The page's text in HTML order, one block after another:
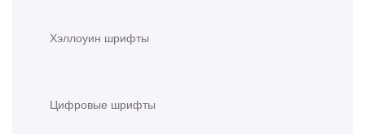
Хэллоуин шрифты
Цифровые шрифты